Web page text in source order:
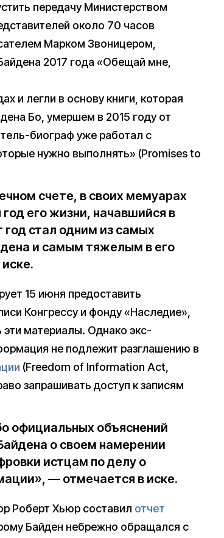
передачу Министерством
около 70 часов
Марком Звоницером,
2017 года «Обещай мне,
и легли в основу книги, которая
Бо, умершем в 2015 году от
биограф уже работал с
нужно выполнять» (Promises to
счете, в своих мемуарах
его жизни, начавшийся в
год стал одним из самых
и самым тяжелым в его
15 июня предоставить
Конгрессу и фонду «Наследие»,
эти материалы. Однако экс-
не подлежит разглашению в
(Freedom of Information Act,
запрашивать доступ к записям
официальных объяснений
о своем намерении
истцам по делу о
— отмечается в иске.
Роберт Хьюр составил отчет
Байден небрежно обращался с